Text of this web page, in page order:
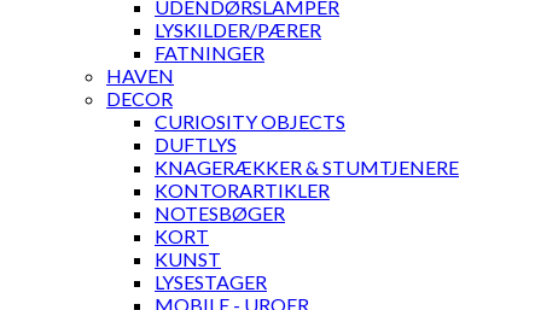
UDENDØRSLAMPER
LYSKILDER/PÆRER
FATNINGER
HAVEN
DECOR
CURIOSITY OBJECTS
DUFTLYS
KNAGERÆKKER & STUMTJENERE
KONTORARTIKLER
NOTESBØGER
KORT
KUNST
LYSESTAGER
MOBILE - UROER